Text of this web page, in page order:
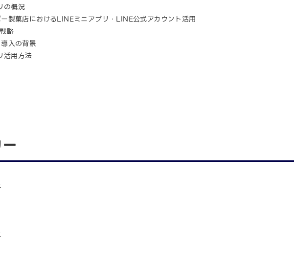
の概況
ー製菓店におけるLINEミニアプリ・LINE公式アカウント活用
略
入の背景
活用方法